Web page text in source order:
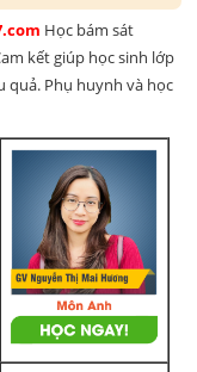
Học bám sát
kết giúp học sinh lớp
quả. Phụ huynh và học